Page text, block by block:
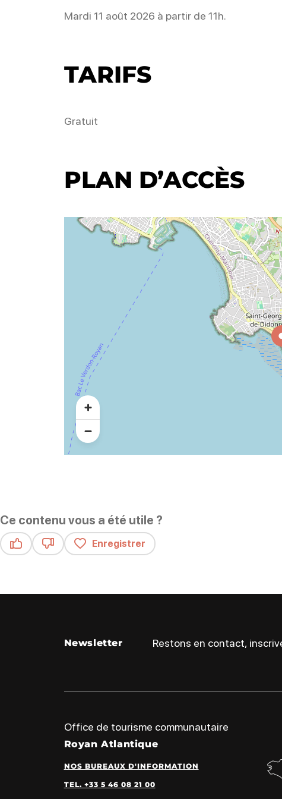
Mardi 11 août 2026 à partir de 11h.
TARIFS
Gratuit
PLAN D’ACCÈS
Ce contenu vous a été utile ?
Enregistrer
Newsletter Restons en contact,
Office de tourisme communautaire
Royan Atlantique
NOS BUREAUX D'INFORMATION
TEL. +33 5 46 08 21 00